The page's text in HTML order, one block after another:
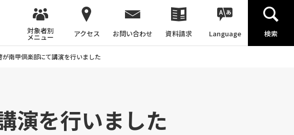
対象者別
メニュー アクセス お問い合わせ 資料請求 Language 検索
南甲倶楽部にて講演を行いました
演を行いました